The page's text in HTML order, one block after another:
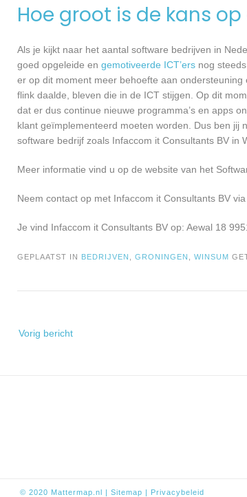
Hoe groot is de kans
Als je kijkt naar het aantal software bedrijven in
goed opgeleide en gemotiveerde ICT’ers nog
er op dit moment meer behoefte aan
flink daalde, bleven die in de ICT stijgen. Op dit
dat er dus continue nieuwe programma’s en apps
klant geïmplementeerd moeten worden. Dus ben jij
software bedrijf zoals Infaccom it Consultants BV in
Meer informatie vind u op de website van het
Neem contact op met Infaccom it Consultants BV
Je vind Infaccom it Consultants BV op: Aewal 18
GEPLAATST IN BEDRIJVEN GRONINGEN WINSUM
navigatie
Vorig bericht
© 2020 Mattermap.nl | Sitemap | Privacybeleid